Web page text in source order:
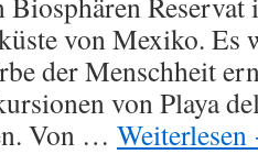
von Mexiko. Es
der Menschheit
von Playa
Von … Weiterlesen